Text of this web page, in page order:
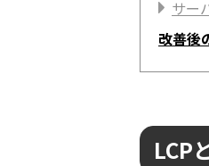
サー
改善後
LCP